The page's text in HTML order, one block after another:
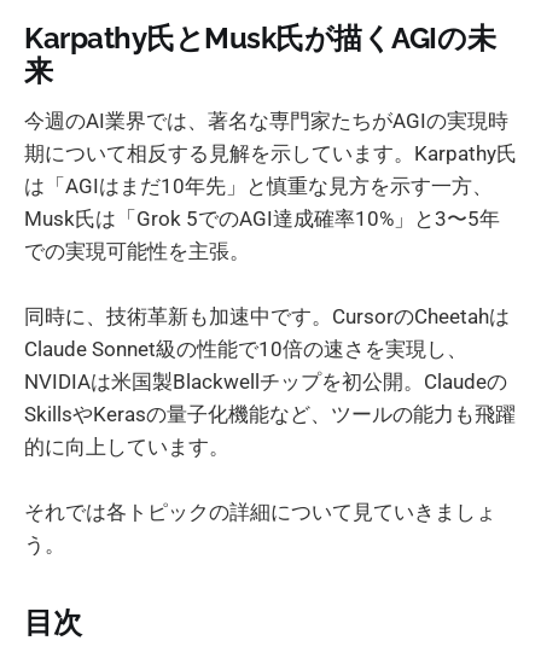
Karpathy氏とMusk氏が描くAGIの未
来
今週のAI業界では、著名な専門家たちがAGIの実現時
期について相反する見解を示しています。Karpathy氏
は「AGIはまだ10年先」と慎重な見方を示す一方、
Musk氏は「Grok 5でのAGI達成確率10%」と3〜5年
での実現可能性を主張。
同時に、技術革新も加速中です。CursorのCheetahは
Claude Sonnet級の性能で10倍の速さを実現し、
NVIDIAは米国製Blackwellチップを初公開。Claudeの
SkillsやKerasの量子化機能など、ツールの能力も飛躍
的に向上しています。
それでは各トピックの詳細について見ていきましょ
う。
目次